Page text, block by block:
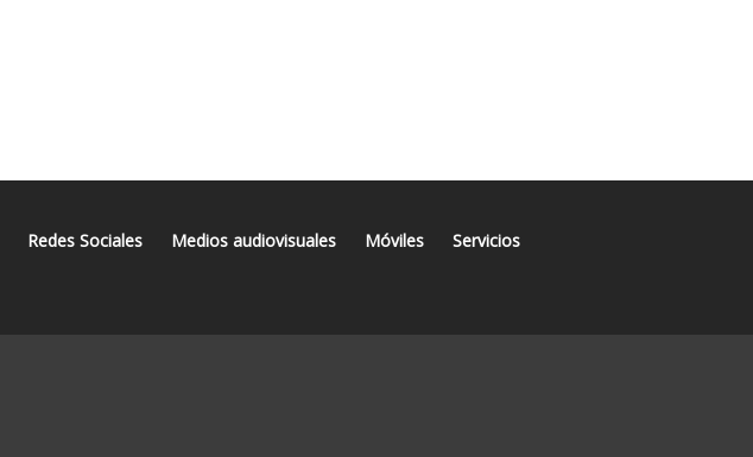
Redes Sociales Medios audiovisuales Móviles Servicios